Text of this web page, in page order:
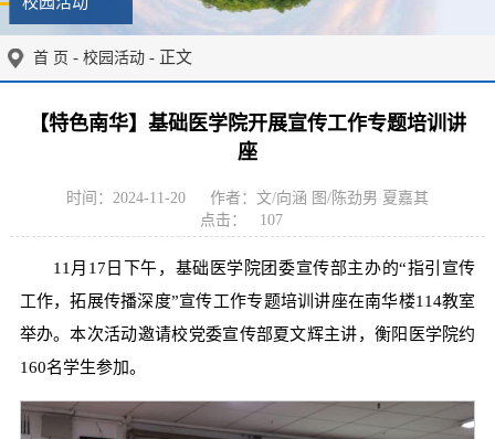
首 页 - 校园活动 - 正文
【特色南华】基础医学院开展宣传工作专题培训讲
座
时间：2024-11-20
作者：文/向涵 图/陈劲男 夏嘉其
点击：
107
11月17日下午，基础医学院团委宣传部主办的“指引宣传
工作，拓展传播深度”宣传工作专题培训讲座在南华楼114教室
举办。本次活动邀请校党委宣传部夏文辉主讲，衡阳医学院约
160名学生参加。